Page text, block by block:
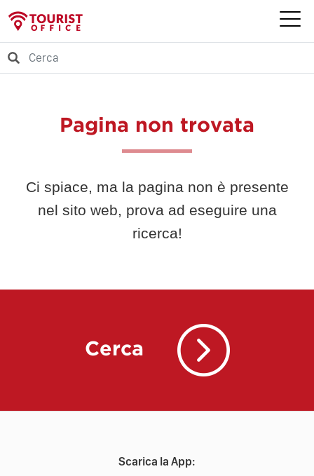
Pagina non trovata
Ci spiace, ma la pagina non è presente
nel sito web, prova ad eseguire una
ricerca!
Cerca
Scarica la App: